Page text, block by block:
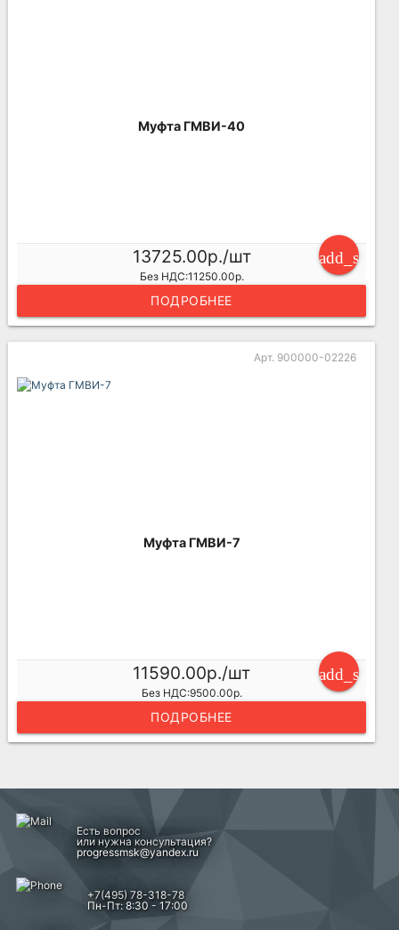
Муфта ГМВИ-40
13725.00р./шт
Без НДС:11250.00р.
ПОДРОБНЕЕ
Арт. 900000-02226
Муфта ГМВИ-7
11590.00р./шт
Без НДС:9500.00р.
ПОДРОБНЕЕ
Есть вопрос
или нужна консультация?
progressmsk@yandex.ru
+7(495) 78-318-78
Пн-Пт: 8:30 - 17:00